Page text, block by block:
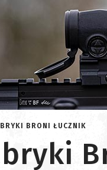
BRONI ŁUCZNIK